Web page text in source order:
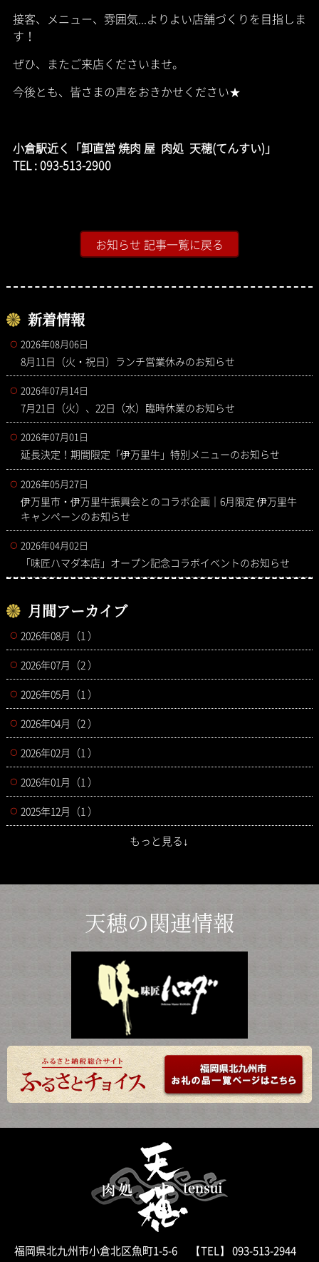
接客、メニュー、雰囲気...よりよい店舗づくりを目指しま
す！
ぜひ、またご来店くださいませ。
今後とも、皆さまの声をおきかせください★
小倉駅近く「卸直営 焼肉 屋 肉処 天穂(てんすい)」
TEL : 093-513-2900
お知らせ 記事一覧に戻る
新着情報
2026年08月06日
8月11日（火・祝日）ランチ営業休みのお知らせ
2026年07月14日
7月21日（火）、22日（水）臨時休業のお知らせ
2026年07月01日
延長決定！期間限定「伊万里牛」特別メニューのお知らせ
2026年05月27日
伊万里市・伊万里牛振興会とのコラボ企画｜6月限定 伊万里牛
キャンペーンのお知らせ
2026年04月02日
「味匠ハマダ本店」オープン記念コラボイベントのお知らせ
月間アーカイブ
2026年08月（1 ）
2026年07月（2 ）
2026年05月（1 ）
2026年04月（2 ）
2026年02月（1 ）
2026年01月（1 ）
2025年12月（1 ）
もっと見る↓
天穂の関連情報
福岡県北九州市小倉北区魚町1-5-6 【TEL】 093-513-2944